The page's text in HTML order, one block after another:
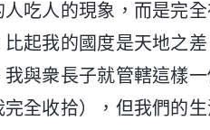
吃人的現象，而是完
起我的國度是天地之
與衆長子就管轄這樣
全收拾），但我們的